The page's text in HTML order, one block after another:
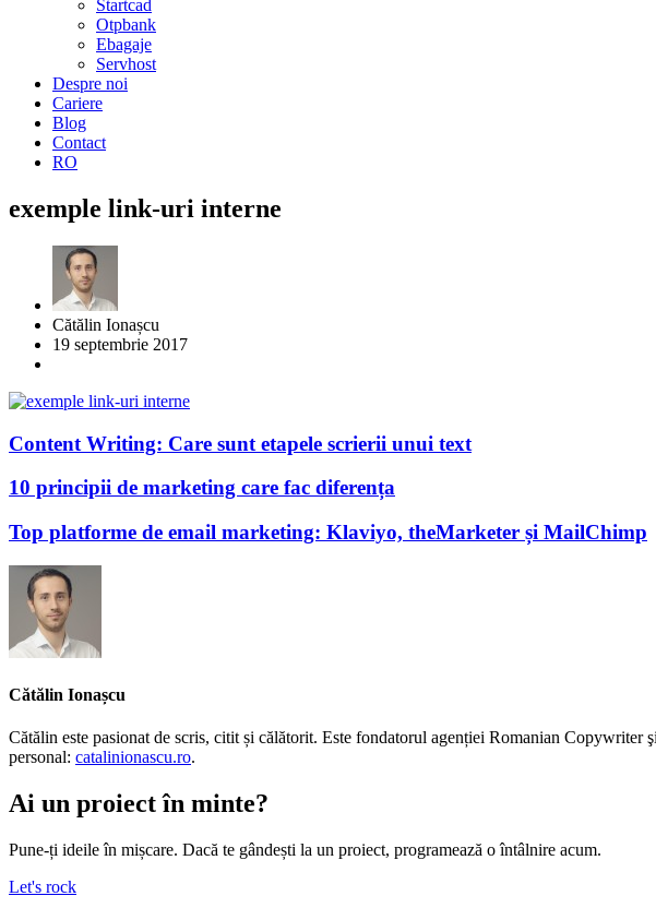
Startcad
Otpbank
Ebagaje
Servhost
Despre noi
Cariere
Blog
Contact
RO
exemple link-uri interne
Cătălin Ionașcu
19 septembrie 2017
Content Writing: Care sunt etapele scrierii unui text
10 principii de marketing care fac diferența
Top platforme de email marketing: Klaviyo, theMarketer și MailChimp
Cătălin Ionașcu
Cătălin este pasionat de scris, citit și călătorit. Este fondatorul agenției Romanian Copywriter
personal: catalinionascu.ro.
Ai un proiect în minte?
Pune-ți ideile în mișcare. Dacă te gândești la un proiect, programează o întâlnire acum.
Let's rock